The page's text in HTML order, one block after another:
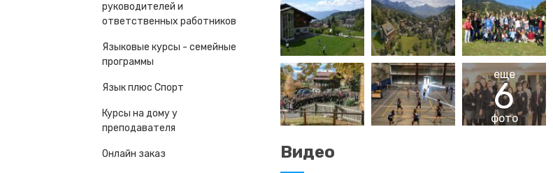
руководителей и
ответственных работников
Языковые курсы - семейные
программы
Язык плюс Спорт
Курсы на дому у
преподавателя
Онлайн заказ
еще
6
фото
Видео